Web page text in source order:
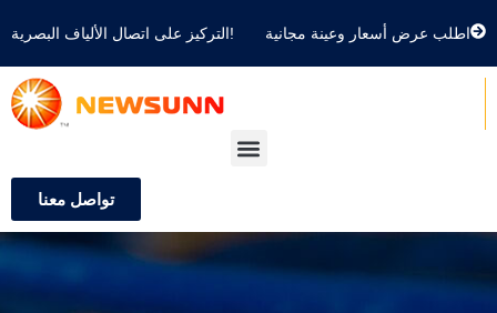
التركيز على اتصال الألياف البصرية! اطلب عرض أسعار وعينة مجانية
تواصل معنا